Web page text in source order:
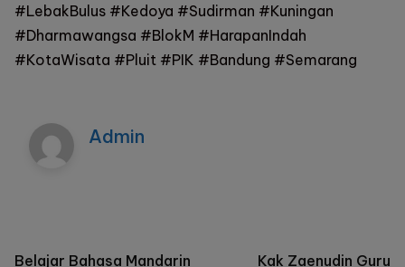
#LebakBulus #Kedoya #Sudirman #Kuningan
#Dharmawangsa #BlokM #HarapanIndah
#KotaWisata #Pluit #PIK #Bandung #Semarang
Admin
Post
Belajar Bahasa Mandarin
Kak Zaenudin Guru